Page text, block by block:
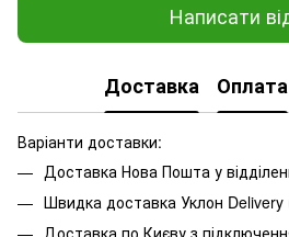
Написати
Доставка Оплата
Варіанти доставки:
Доставка Нова Пошта у
Швидка доставка Уклон Delivery